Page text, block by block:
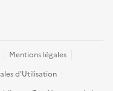
Mentions légales
d'Utilisation